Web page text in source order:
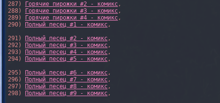
287)
Горячие пирожки #2 - комикс,
288)
Горячие пирожки #3 - комикс,
289)
Горячие пирожки #4 - комикс,
290)
Полный песец #1 - комикс,
291)
Полный песец #2 - комикс,
292)
Полный песец #3 - комикс,
293)
Полный песец #4 - комикс,
294)
Полный песец #5 - комикс,
295)
Полный песец #6 - комикс,
296)
Полный песец #7 - комикс,
297)
Полный песец #8 - комикс,
298)
Полный песец #9 - комикс,